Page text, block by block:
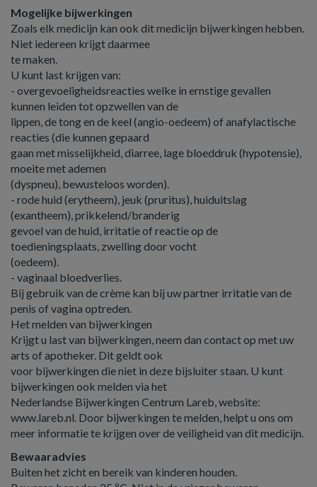
Mogelijke bijwerkingen
Zoals elk medicijn kan ook dit medicijn bijwerkingen hebben.
Niet iedereen krijgt daarmee
te maken.
U kunt last krijgen van:
- overgevoeligheidsreacties welke in ernstige gevallen
kunnen leiden tot opzwellen van de
lippen, de tong en de keel (angio-oedeem) of anafylactische
reacties (die kunnen gepaard
gaan met misselijkheid, diarree, lage bloeddruk (hypotensie),
moeite met ademen
(dyspneu), bewusteloos worden).
- rode huid (erytheem), jeuk (pruritus), huiduitslag
(exantheem), prikkelend/branderig
gevoel van de huid, irritatie of reactie op de
toedieningsplaats, zwelling door vocht
(oedeem).
- vaginaal bloedverlies.
Bij gebruik van de crème kan bij uw partner irritatie van de
penis of vagina optreden.
Het melden van bijwerkingen
Krijgt u last van bijwerkingen, neem dan contact op met uw
arts of apotheker. Dit geldt ook
voor bijwerkingen die niet in deze bijsluiter staan. U kunt
bijwerkingen ook melden via het
Nederlandse Bijwerkingen Centrum Lareb, website:
www.lareb.nl. Door bijwerkingen te melden, helpt u ons om
meer informatie te krijgen over de veiligheid van dit medicijn.
Bewaaradvies
Buiten het zicht en bereik van kinderen houden.